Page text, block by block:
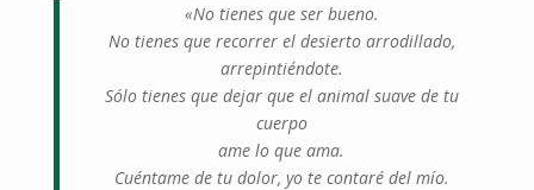
«No tienes que ser bueno.
No tienes que recorrer el desierto arrodillado,
arrepintiéndote.
Sólo tienes que dejar que el animal suave de tu
cuerpo
ame lo que ama.
Cuéntame de tu dolor, yo te contaré del mío.